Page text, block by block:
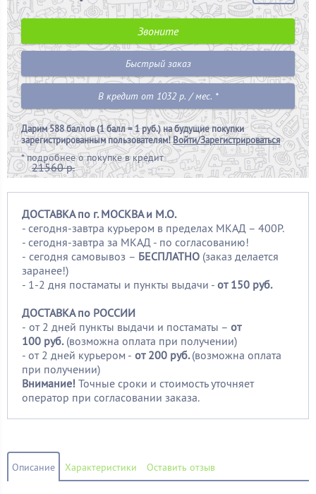
21560 р.
Звоните
Быстрый заказ
В кредит от 1032 р. / мес. *
Дарим588 баллов (1 балл = 1 руб.)на будущие покупки
зарегистрированным пользователям!Войти/Зарегистрироваться
*подробнее о покупке в кредит
ДОСТАВКА по г. МОСКВА и М.О.
- сегодня-завтра курьером в пределах МКАД – 400Р.
- сегодня-завтра за МКАД - по согласованию!
- сегодня самовывоз – БЕСПЛАТНО (заказ делается
заранее!)
- 1-2 дня постаматы и пункты выдачи - от 150 руб.
ДОСТАВКА по РОССИИ
- от 2 дней пункты выдачи и постаматы – от
100 руб. (возможна оплата при получении)
- от 2 дней курьером - от 200 руб.(возможна оплата
при получении)
Внимание! Точные сроки и стоимость уточняет
оператор при согласовании заказа.
Описание Характеристики Оставить отзыв